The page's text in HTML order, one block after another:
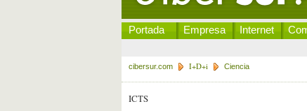
Portada Empresa Internet
cibersur.com I+D+i Ciencia
ICTS